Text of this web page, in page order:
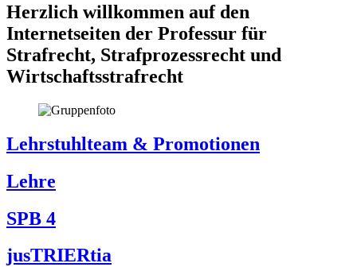
Herzlich willkommen auf den
Internetseiten der Professur für
Strafrecht, Strafprozessrecht und
Wirtschaftsstrafrecht
Lehrstuhlteam & Promotionen
Lehre
SPB 4
jusTRIERtia